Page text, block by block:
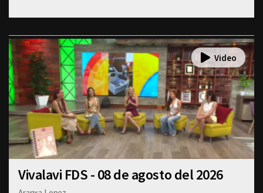
Vivalavi FDS - 08 de agosto del 2026